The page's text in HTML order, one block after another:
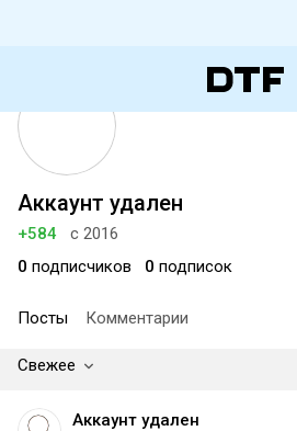
Аккаунт удален
+584
с 2016
0 подписчиков 0 подписок
Посты Комментарии
Свежее
Аккаунт удален